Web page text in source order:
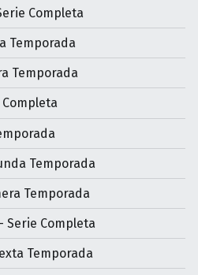
Completa
Temporada
Temporada
Temporada
Temporada
Serie Completa
Temporada